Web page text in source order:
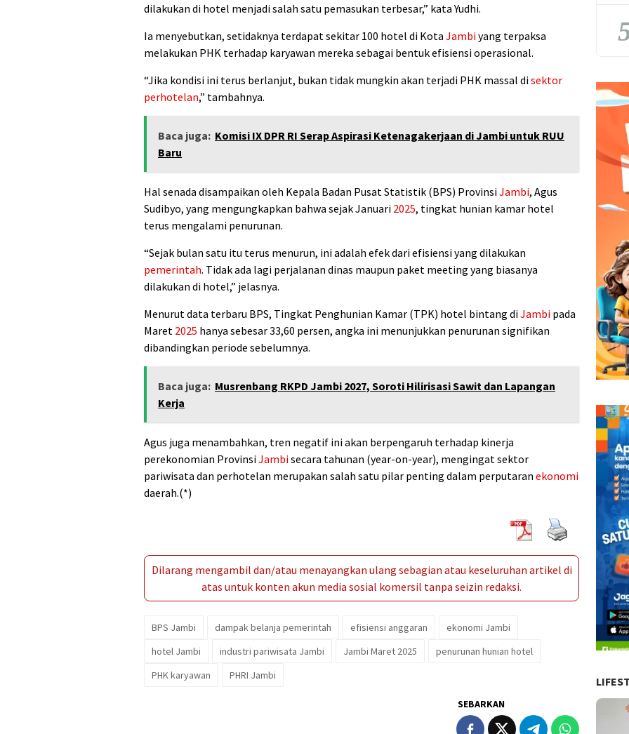
dilakukan di hotel menjadi salah satu pemasukan terbesar,” kata Yudhi.
Ia menyebutkan, setidaknya terdapat sekitar 100 hotel di Kota Jambiyang terpaksa
melakukan PHK terhadap karyawan mereka sebagai bentuk efisiensi operasional.
“Jika kondisi ini terus berlanjut, bukan tidak mungkin akan terjadi PHK massal disektor
perhotelan,” tambahnya.
Baca juga: Komisi IX DPR RI Serap Aspirasi Ketenagakerjaan di Jambi untuk RUU
Baru
Hal senada disampaikan oleh Kepala Badan Pusat Statistik (BPS) ProvinsiJambi, Agus
Sudibyo, yang mengungkapkan bahwa sejak Januari 2025, tingkat hunian kamar hotel
terus mengalami penurunan.
“Sejak bulan satu itu terus menurun, ini adalah efek dari efisiensi yang dilakukan
pemerintah. Tidak ada lagi perjalanan dinas maupun paket meeting yang biasanya
dilakukan di hotel,” jelasnya.
Menurut data terbaru BPS, Tingkat Penghunian Kamar (TPK) hotel bintang diJambi pada
Maret 2025 hanya sebesar 33,60 persen, angka ini menunjukkan penurunan signifikan
dibandingkan periode sebelumnya.
Baca juga: Musrenbang RKPD Jambi 2027, Soroti Hilirisasi Sawit dan Lapangan
Kerja
Agus juga menambahkan, tren negatif ini akan berpengaruh terhadap kinerja
perekonomian ProvinsiJambisecara tahunan (year-on-year), mengingat sektor
pariwisata dan perhotelan merupakan salah satu pilar penting dalam perputaran ekonomi
daerah.(*)
Dilarang mengambil dan/atau menayangkan ulang sebagian atau keseluruhan artikel di
atas untuk konten akun media sosial komersil tanpa seizin redaksi.
BPS Jambi dampak belanja pemerintah efisiensi anggaran
ekonomi Jambi
hotel Jambi
industri pariwisata Jambi Jambi Maret 2025
penurunan hunian hotel
PHK karyawan
PHRI Jambi
SEBARKAN
5